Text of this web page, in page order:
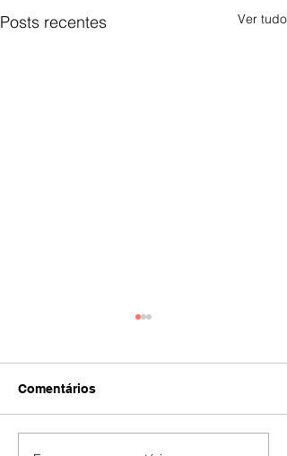
Posts recentes Ver tudo
IA
Comentários